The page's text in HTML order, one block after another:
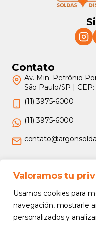
Valoramos tu
Usamos cookies para
navegación, mostrarle
personalizados y
Contato
Av. Min. Petrônio
São Paulo/SP |
(11) 3975-6000
(11) 3975-6000
Jurídico
Termos e Condições
Política de
Política de